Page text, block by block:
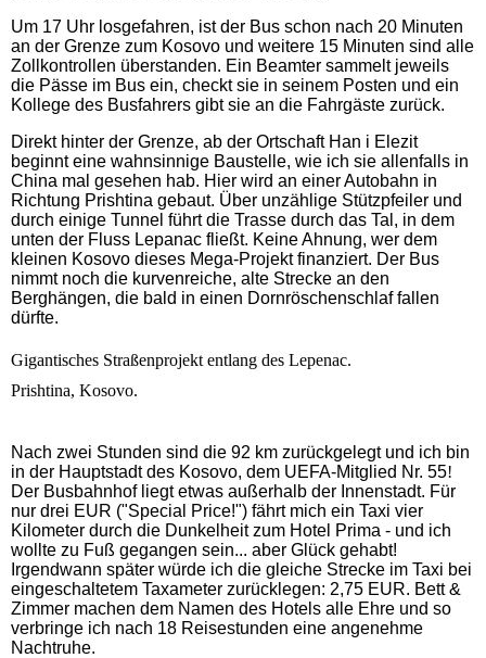
Um 17 Uhr losgefahren, ist der Bus schon nach 20 Minuten
an der Grenze zum Kosovo und weitere 15 Minuten sind alle
Zollkontrollen überstanden. Ein Beamter sammelt jeweils
die Pässe im Bus ein, checkt sie in seinem Posten und ein
Kollege des Busfahrers gibt sie an die Fahrgäste zurück.
Direkt hinter der Grenze, ab der Ortschaft Han i Elezit
beginnt eine wahnsinnige Baustelle, wie ich sie allenfalls in
China mal gesehen hab. Hier wird an einer Autobahn in
Richtung Prishtina gebaut. Über unzählige Stützpfeiler und
durch einige Tunnel führt die Trasse durch das Tal, in dem
unten der Fluss Lepanac fließt. Keine Ahnung, wer dem
kleinen Kosovo dieses Mega-Projekt finanziert. Der Bus
nimmt noch die kurvenreiche, alte Strecke an den
Berghängen, die bald in einen Dornröschenschlaf fallen
dürfte.
Gigantisches Straßenprojekt entlang des Lepenac.
Prishtina, Kosovo.
Nach zwei Stunden sind die 92 km zurückgelegt und ich bin
in der Hauptstadt des Kosovo, dem UEFA-Mitglied Nr. 55!
Der Busbahnhof liegt etwas außerhalb der Innenstadt. Für
nur drei EUR ("Special Price!") fährt mich ein Taxi vier
Kilometer durch die Dunkelheit zum Hotel Prima - und ich
wollte zu Fuß gegangen sein... aber Glück gehabt!
Irgendwann später würde ich die gleiche Strecke im Taxi bei
eingeschaltetem Taxameter zurücklegen: 2,75 EUR. Bett &
Zimmer machen dem Namen des Hotels alle Ehre und so
verbringe ich nach 18 Reisestunden eine angenehme
Nachtruhe.